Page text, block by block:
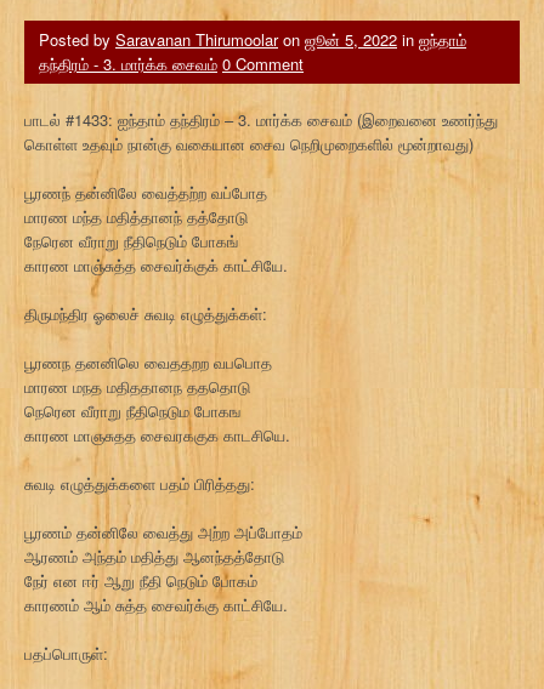
Posted by Saravanan Thirumoolaron ஜூன் 5, 2022 in ஐந்தாம்
தந்திரம் - 3. மார்க்க சைவம் 0 Comment
பாடல் #1433: ஐந்தாம் தந்திரம் – 3. மார்க்க சைவம் (இறைவனை உணர்ந்து
கொள்ள உதவும் நான்கு வகையான சைவ நெறிமுறைகளில் மூன்றாவது)
பூரணந் தன்னிலே வைத்தற்ற வப்போத
மாரண மந்த மதித்தானந் தத்தோடு
நேரென வீராறு நீதிநெடும் போகங்
காரண மாஞ்சுத்த சைவர்க்குக் காட்சியே.
திருமந்திர ஓலைச் சுவடி எழுத்துக்கள்:
பூரணந தனனிலெ வைததறற வபபொத
மாரண மநத மதிததானந தததொடு
நெரென வீராறு நீதிநெடும போகங
காரண மாஞசுதத சைவரககுக காடசியெ.
சுவடி எழுத்துக்களை பதம் பிரித்தது:
பூரணம் தன்னிலே வைத்து அற்ற அப்போதம்
ஆரணம் அந்தம் மதித்து ஆனந்தத்தோடு
நேர் என ஈர் ஆறு நீதி நெடும் போகம்
காரணம் ஆம் சுத்த சைவர்க்கு காட்சியே.
பதப்பொருள்: